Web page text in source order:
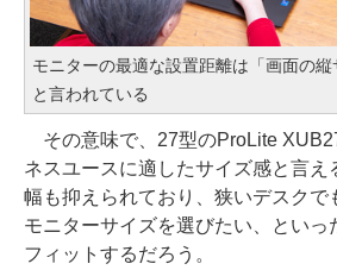
モニターの最適な設置距離は「画面の
と言われている
その意味で、27型のProLite
ネスユースに適したサイズ感と言え
幅も抑えられており、狭いデスクで
モニターサイズを選びたい、といっ
フィットするだろう。